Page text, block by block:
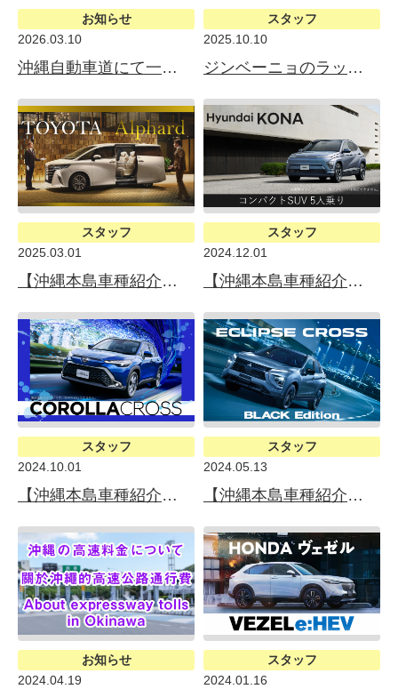
お知らせ
2026.03.10
沖縄自動車道にて一部区間で終日対面通行規制
スタッフ
2025.10.10
ジンベーニョのラッピングカー登場だにょ♪
スタッフ
2025.03.01
【沖縄本島車種紹介】TOYOTA Alphard（トヨタ アルファード）
スタッフ
2024.12.01
【沖縄本島車種紹介】Hyundai KONA（ヒョンデKONA）
スタッフ
2024.10.01
【沖縄本島車種紹介】TOYOTA COROLLA CROSS（トヨタ カローラクロス）
スタッフ
2024.05.13
【沖縄本島車種紹介】MITSUBISHI ECLIPSE CROSS BLACK Edition（三菱 エクリプスクロス）
お知らせ
2024.04.19
スタッフ
2024.01.16